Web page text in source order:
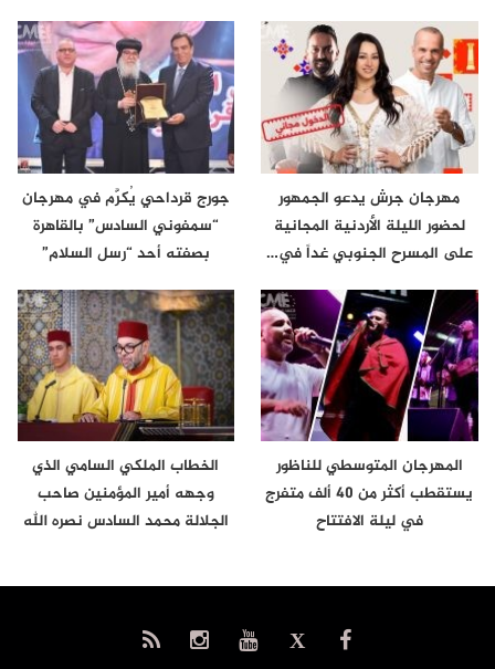
مهرجان جرش يدعو الجمهور
لحضور الليلة الأردنية المجانية
على المسرح الجنوبي غداً في…
جورج قرداحي يُكرَّم في مهرجان
“سمفوني السادس” بالقاهرة
بصفته أحد “رسل السلام”
المهرجان المتوسطي للناظور
يستقطب أكثر من 40 ألف متفرج
في ليلة الافتتاح
الخطاب الملكي السامي الذي
وجهه أمير المؤمنين صاحب
الجلالة محمد السادس نصره الله